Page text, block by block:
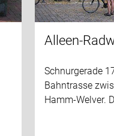
Alleen-
Schnurgerade
Bahntrasse
Hamm-Welver.